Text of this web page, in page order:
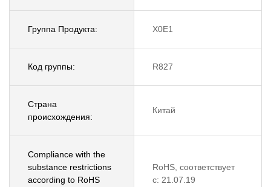
Группа Продукта: X0E1
Код группы: R827
Страна
происхождения:
Китай
Compliance with the
substance restrictions
according to RoHS
RoHS, соответствует
с: 21.07.19